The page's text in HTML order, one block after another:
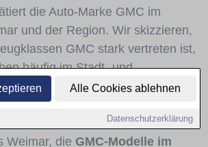
Alle Cookies ablehnen
Datenschutzerklärung
die Auto-Marke GMC im
und der Region. Wir skizzieren,
GMC stark vertreten ist,
häufig im Stadt- und
sehen sind und für welche
interessant ist. Viele
von Autohäusern und
Weimar, die GMC-Modelle im